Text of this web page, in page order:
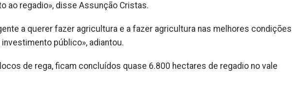
ao regadio», disse Assunção Cristas.
a querer fazer agricultura e a fazer agricultura nas melhores condições
público», adiantou.
de rega, ficam concluídos quase 6.800 hectares de regadio no vale